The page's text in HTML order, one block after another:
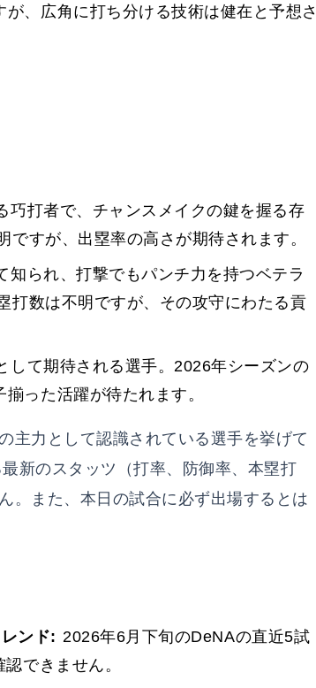
、広角に打ち分ける技術は健在と予想さ
巧打者で、チャンスメイクの鍵を握る存
すが、出塁率の高さが期待されます。
知られ、打撃でもパンチ力を持つベテラ
打数は不明ですが、その攻守にわたる貢
して期待される選手。2026年シーズンの
った活躍が待たれます。
主力として認識されている選手を挙げて
新のスタッツ（打率、防御率、本塁打
。また、本日の試合に必ず出場するとは
ンド: 2026年6月下旬のDeNAの直近5試
できません。